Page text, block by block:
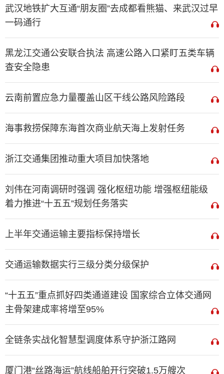
武汉地铁扩大互通“朋友圈”去成都看熊猫、来武汉过早
一码通行
黑龙江交通公安联合执法 高速公路入口紧盯五类车辆
查安全隐患
云南前置应急力量覆盖山区干线公路风险路段
海事救捞保障东海首次商业航天海上发射任务
浙江交通集团推动重大项目加快落地
刘伟在河南调研时强调 强化枢纽功能 增强枢纽能级
着力推进“十五五”规划任务落实
上半年交通运输主要指标保持增长
交通运输数据实行三级分类分级保护
“十五五”重点抓好四类通道建设 国家综合立体交通网
主骨架建成率将增至95%
全链条实战化智慧型调度体系守护浙江路网
厦门港“丝路海运”航线船舶开行突破1.5万艘次